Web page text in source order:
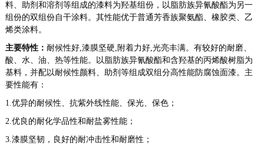
料、助剂和溶剂等组成的漆料为羟基组份，以脂肪族异氰酸酯为另一
组份的双组份自干涂料。其性能优于普通芳香族聚氨酯、橡胶类、乙
烯类涂料。
主要特性： 耐候性好,漆膜坚硬, 附着力好,光亮丰满。有较好的耐磨、
酸、水、油、热等性能。以脂肪族异氰酸酯和含羟基的丙烯酸树脂为
基料，并配以耐候性颜料、助剂等组成双组分高性能防腐蚀面漆。主
要性能有：
1.优异的耐候性、抗紫外线性能、保光、保色；
2.优良的耐化学品性和耐盐雾性能；
3.漆膜坚韧，良好的耐冲击性和耐磨性；